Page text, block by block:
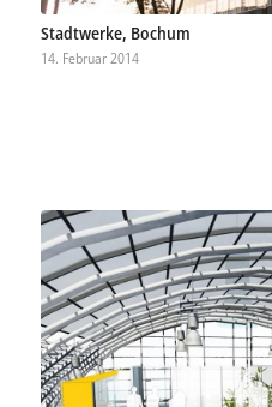
Stadtwerke, Bochum
14. Februar 2014